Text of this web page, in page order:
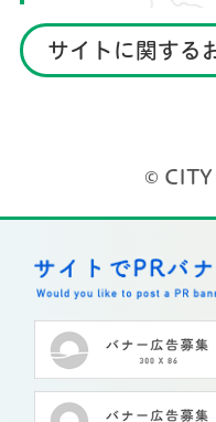
サイトに関する
©